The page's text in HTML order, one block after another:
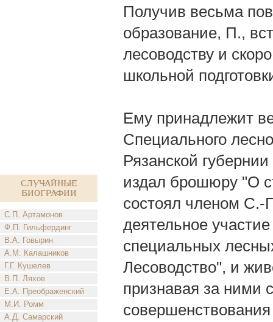
Случайные
биографии
С.П. Артамонов
Ф.П. Гильфердинг
В.А. Говырин
А.М. Калашников
Г.Г. Кушелев
В.П. Ляхов
Е.А. Преображенский
М.И. Ромм
А.Д. Самарский
Получив весьма
образование, П.,
лесоводству и
школьной
Ему принадлежит
Специального
Рязанской
издал брошюру "О
состоял членом С.-
деятельное
специальных
Лесоводство", и
признавая за ними
совершенствования